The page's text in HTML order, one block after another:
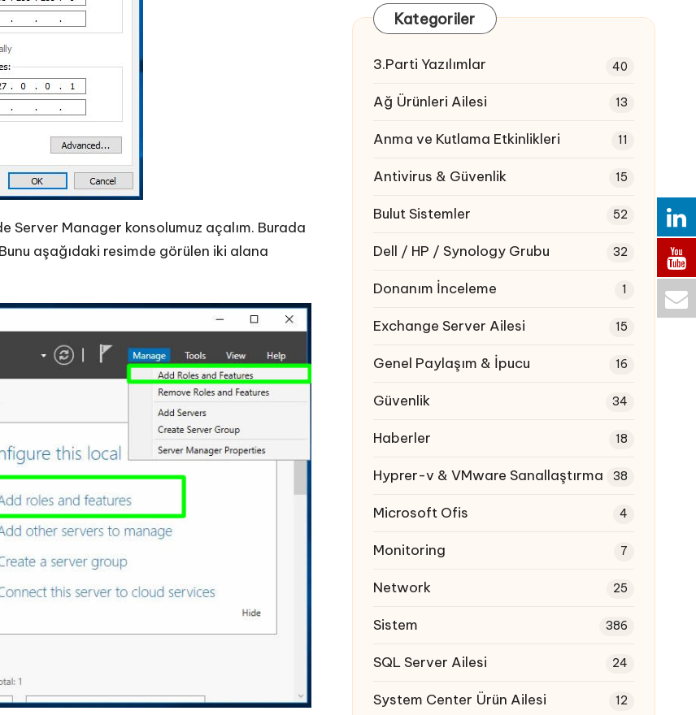
Server Manager konsolumuz açalım. Burada
Bunu aşağıdaki resimde görülen iki alana
Kategoriler
3.Parti Yazılımlar 40
Ağ Ürünleri Ailesi 13
Anma ve Kutlama Etkinlikleri 11
Antivirus & Güvenlik 15
Bulut Sistemler 52
Dell / HP / Synology Grubu 32
Donanım İnceleme 1
Exchange Server Ailesi 15
Genel Paylaşım & İpucu 16
Güvenlik 34
Haberler 18
Hyprer-v & VMware Sanallaştırma 38
Microsoft Ofis 4
Monitoring 7
Network 25
Sistem 386
SQL Server Ailesi 24
System Center Ürün Ailesi 12